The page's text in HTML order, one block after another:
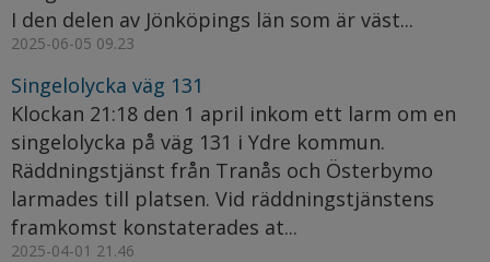
I den delen av Jönköpings län som är väst...
2025-06-05 09.23
Singelolycka väg 131
Klockan 21:18 den 1 april inkom ett larm om en
singelolycka på väg 131 i Ydre kommun.
Räddningstjänst från Tranås och Österbymo
larmades till platsen. Vid räddningstjänstens
framkomst konstaterades at...
2025-04-01 21.46